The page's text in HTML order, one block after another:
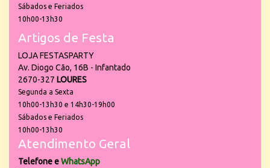
Sábados e Feriados
10h00-13h30
Artigos de Festa
LOJA FESTASPARTY
Av. Diogo Cão, 16B - Infantado
2670-327 LOURES
Segunda a Sexta
10h00-13h30 e 14h30-19h00
Sábados e Feriados
10h00-13h30
Atendimento Geral
Telefone eWhatsApp